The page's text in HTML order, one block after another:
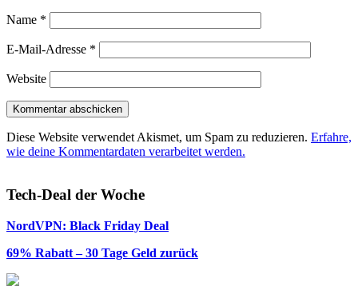
Name *
E-Mail-Adresse *
Website
Diese Website verwendet Akismet, um Spam zu reduzieren. Erfahre,
wie deine Kommentardaten verarbeitet werden.
Tech-Deal der Woche
NordVPN: Black Friday Deal
69% Rabatt – 30 Tage Geld zurück